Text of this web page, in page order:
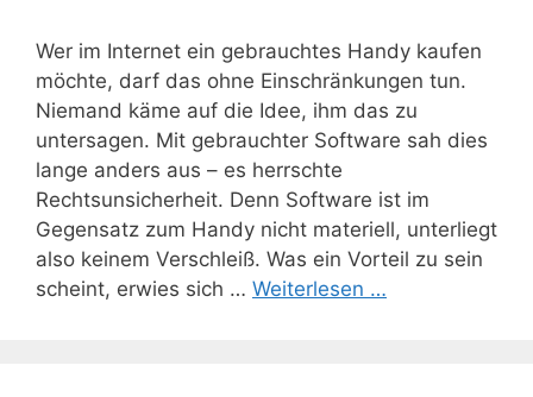
Wer im Internet ein gebrauchtes Handy kaufen
möchte, darf das ohne Einschränkungen tun.
Niemand käme auf die Idee, ihm das zu
untersagen. Mit gebrauchter Software sah dies
lange anders aus – es herrschte
Rechtsunsicherheit. Denn Software ist im
Gegensatz zum Handy nicht materiell, unterliegt
also keinem Verschleiß. Was ein Vorteil zu sein
scheint, erwies sich … Weiterlesen …